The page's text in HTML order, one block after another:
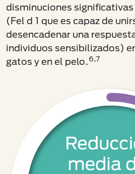
disminuciones significativas
(Fel d 1 que es capaz de
desencadenar una
individuos sensibilizados)
gatos y en el pelo.6,7